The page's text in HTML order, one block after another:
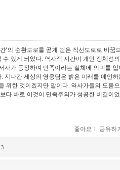
‘의 순환도로를 곧게 뻗은 직선도로로 바꿈
있게 되었다. 역사적 시간이 개인 정체성
가 등장하여 민족이라는 실체에 의미를 입
지나간 세상의 영웅담은 밝은 미래를 예언
위한 것이겠지만 말이다. 역사가들의 도움
다 바로 이것이 민족주의가 성공한 비결이
좋아요 ｌ 공유하기